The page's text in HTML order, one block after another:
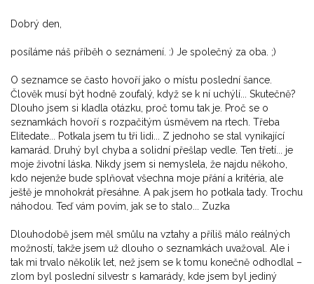
Dobrý den,
posíláme náš příběh o seznámení. :) Je společný za oba. ;)
O seznamce se často hovoří jako o místu poslední šance.
Člověk musí být hodně zoufalý, když se k ní uchýlí... Skutečně?
Dlouho jsem si kladla otázku, proč tomu tak je. Proč se o
seznamkách hovoří s rozpačitým úsměvem na rtech. Třeba
Elitedate... Potkala jsem tu tři lidi... Z jednoho se stal vynikající
kamarád. Druhý byl chyba a solidní přešlap vedle. Ten třetí... je
moje životní láska. Nikdy jsem si nemyslela, že najdu někoho,
kdo nejenže bude splňovat všechna moje přání a kritéria, ale
ještě je mnohokrát přesáhne. A pak jsem ho potkala tady. Trochu
náhodou. Teď vám povím, jak se to stalo... Zuzka
Dlouhodobě jsem měl smůlu na vztahy a příliš málo reálných
možností, takže jsem už dlouho o seznamkách uvažoval. Ale i
tak mi trvalo několik let, než jsem se k tomu konečně odhodlal –
zlom byl poslední silvestr s kamarády, kde jsem byl jediný